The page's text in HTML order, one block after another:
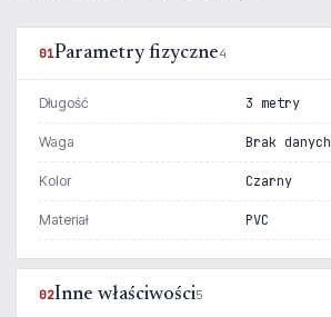
01Parametry fizyczne4
Długość 3 metry
Waga Brak danych
Kolor Czarny
Materiał PVC
02Inne właściwości5